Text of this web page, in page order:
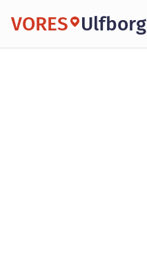
VORES Ulfborg